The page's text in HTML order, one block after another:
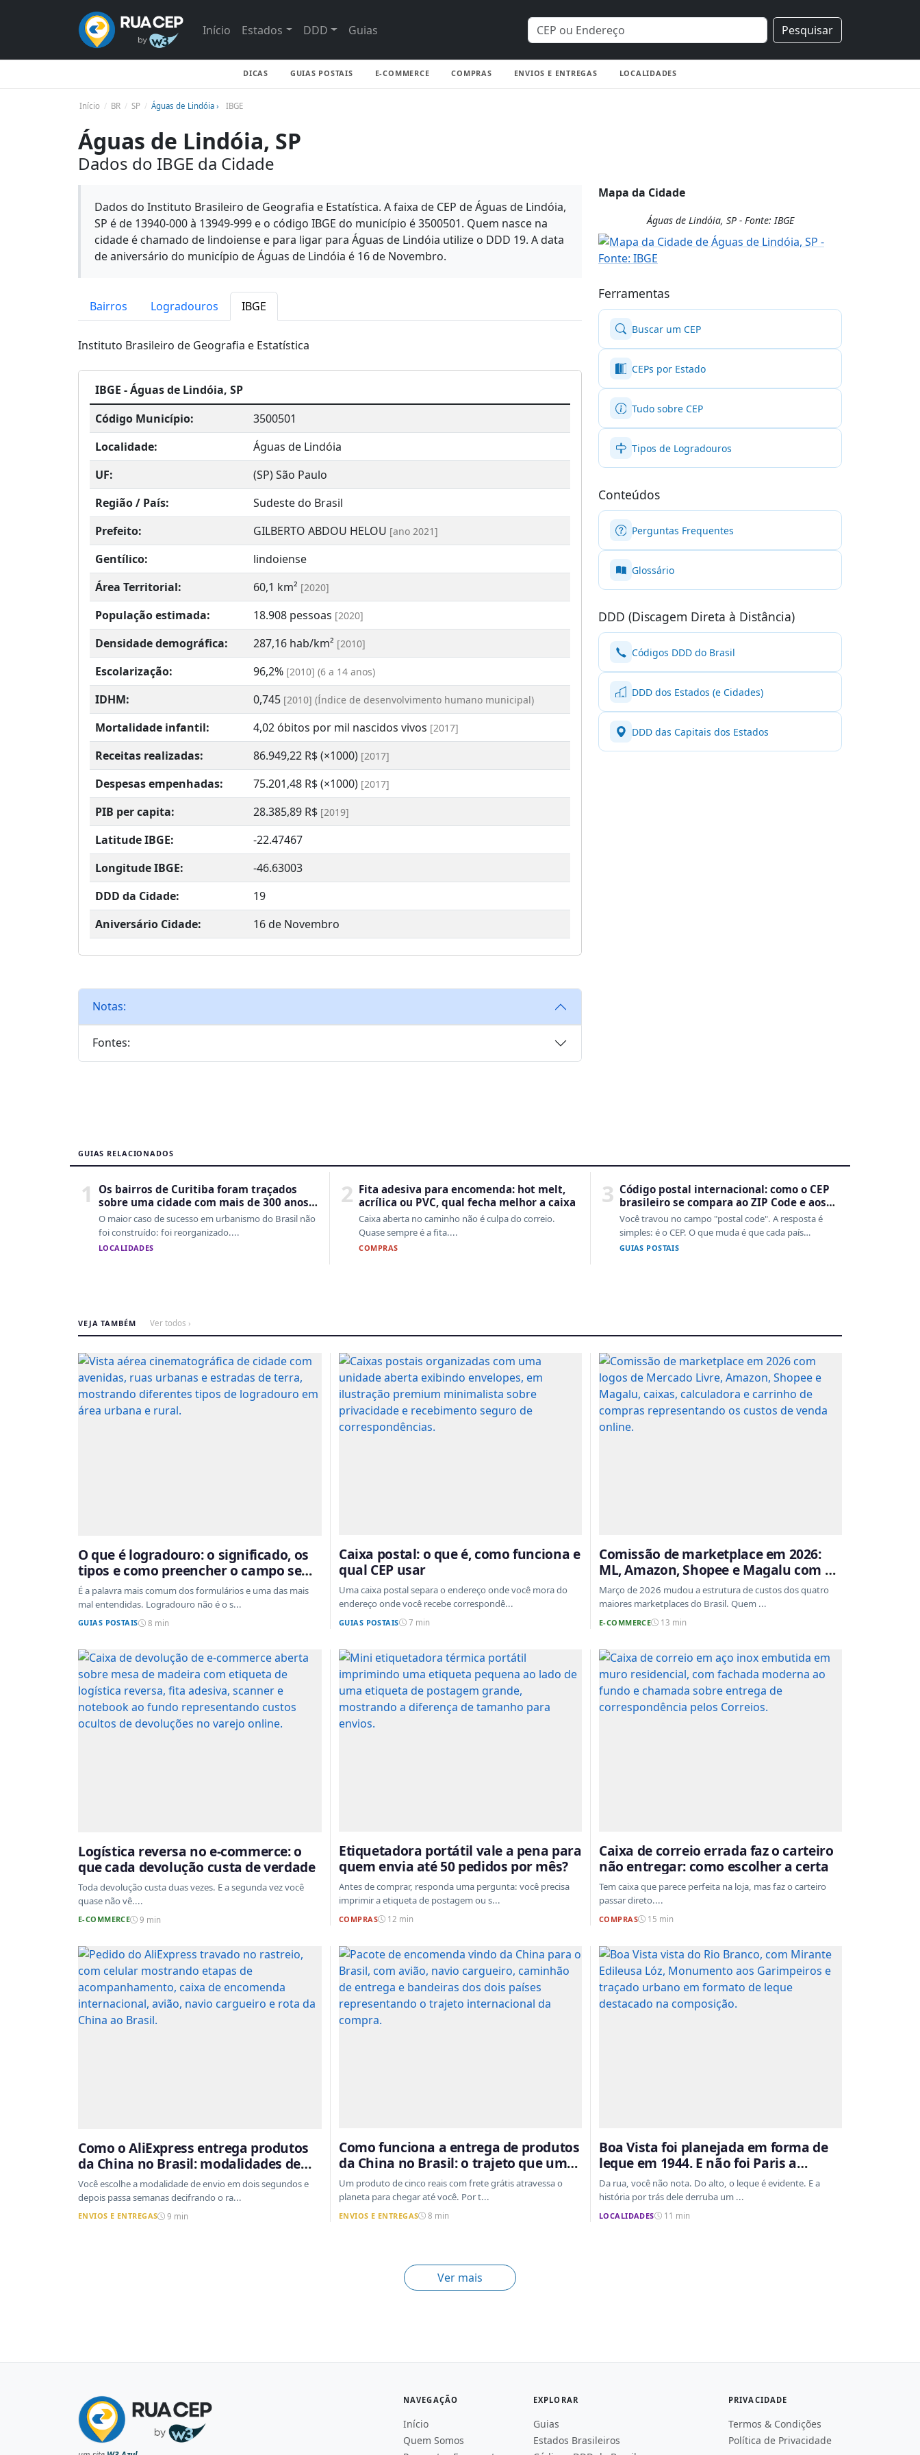
Início Estados DDD Guias Pesquisar
DICAS GUIAS POSTAIS E-COMMERCE COMPRAS ENVIOS E ENTREGAS LOCALIDADES
Início BR SP Águas de Lindóia › IBGE
Águas de Lindóia, SP
Dados do IBGE da Cidade
Dados do Instituto Brasileiro de Geografia e Estatística. A faixa de CEP de Águas de Lindóia,
SP é de 13940-000 à 13949-999 e o código IBGE do município é 3500501. Quem nasce na
cidade é chamado de lindoiense e para ligar para Águas de Lindóia utilize o DDD 19. A data
de aniversário do município de Águas de Lindóia é 16 de Novembro.
Bairros Logradouros IBGE
Instituto Brasileiro de Geografia e Estatística
IBGE - Águas de Lindóia, SP
Código Município:
3500501
Localidade:
Águas de Lindóia
UF:
(SP) São Paulo
Região / País:
Sudeste do Brasil
Prefeito:
GILBERTO ABDOU HELOU [ano 2021]
Gentílico:
lindoiense
Área Territorial:
60,1 km² [2020]
População estimada: 18.908 pessoas [2020]
Densidade demográfica: 287,16 hab/km² [2010]
Escolarização: 96,2% [2010] (6 a 14 anos)
IDHM: 0,745 [2010] (Índice de desenvolvimento humano municipal)
Mortalidade infantil: 4,02 óbitos por mil nascidos vivos [2017]
Receitas realizadas: 86.949,22 R$ (×1000) [2017]
Despesas empenhadas: 75.201,48 R$ (×1000) [2017]
PIB per capita: 28.385,89 R$ [2019]
Latitude IBGE:
-22.47467
Longitude IBGE:
-46.63003
DDD da Cidade:
19
Aniversário Cidade:
16 de Novembro
Notas:
Fontes:
Mapa da Cidade
Águas de Lindóia, SP - Fonte: IBGE
Ferramentas
Buscar um CEP
CEPs por Estado
Tudo sobre CEP
Tipos de Logradouros
Conteúdos
Perguntas Frequentes
Glossário
DDD (Discagem Direta à Distância)
Códigos DDD do Brasil
DDD dos Estados (e Cidades)
DDD das Capitais dos Estados
GUIAS RELACIONADOS
1
Os bairros de Curitiba foram traçados
sobre uma cidade com mais de 300 anos
de ocupação desordenada
O maior caso de sucesso em urbanismo do Brasil não
foi construído: foi reorganizado....
LOCALIDADES
2 Fita adesiva para encomenda: hot melt,
acrílica ou PVC, qual fecha melhor a caixa
Caixa aberta no caminho não é culpa do correio.
Quase sempre é a fita....
COMPRAS
3 Código postal internacional: como o CEP
brasileiro se compara ao ZIP Code e aos
sistemas de outros países
Você travou no campo "postal code". A resposta é
simples: é o CEP. O que muda é que cada país
format...
GUIAS POSTAIS
VEJA TAMBÉM Ver todos ›
O que é logradouro: o significado, os
tipos e como preencher o campo sem
errar
É a palavra mais comum dos formulários e uma das mais
mal entendidas. Logradouro não é o s...
GUIAS POSTAIS 8 min
Caixa postal: o que é, como funciona e
qual CEP usar
Uma caixa postal separa o endereço onde você mora do
endereço onde você recebe correspondê...
GUIAS POSTAIS 7 min
Comissão de marketplace em 2026:
ML, Amazon, Shopee e Magalu com as
taxas atualizadas
Março de 2026 mudou a estrutura de custos dos quatro
maiores marketplaces do Brasil. Quem ...
E-COMMERCE 13 min
Logística reversa no e-commerce: o
que cada devolução custa de verdade
Toda devolução custa duas vezes. E a segunda vez você
quase não vê....
E-COMMERCE 9 min
Etiquetadora portátil vale a pena para
quem envia até 50 pedidos por mês?
Antes de comprar, responda uma pergunta: você precisa
imprimir a etiqueta de postagem ou s...
COMPRAS 12 min
Caixa de correio errada faz o carteiro
não entregar: como escolher a certa
Tem caixa que parece perfeita na loja, mas faz o carteiro
passar direto....
COMPRAS 15 min
Como o AliExpress entrega produtos
da China no Brasil: modalidades de
envio, prazos reais e o que a Cainiao
tem a ver com isso
Você escolhe a modalidade de envio em dois segundos e
depois passa semanas decifrando o ra...
ENVIOS E ENTREGAS 9 min
Como funciona a entrega de produtos
da China no Brasil: o trajeto que um
pacote faz do outro lado do mundo
até a sua casa
Um produto de cinco reais com frete grátis atravessa o
planeta para chegar até você. Por t...
ENVIOS E ENTREGAS 8 min
Boa Vista foi planejada em forma de
leque em 1944. E não foi Paris a
inspiração
Da rua, você não nota. Do alto, o leque é evidente. E a
história por trás dele derruba um ...
LOCALIDADES 11 min
Ver mais
NAVEGAÇÃO
Início
Quem Somos
EXPLORAR
Guias
Estados Brasileiros
PRIVACIDADE
Termos & Condições
Política de Privacidade